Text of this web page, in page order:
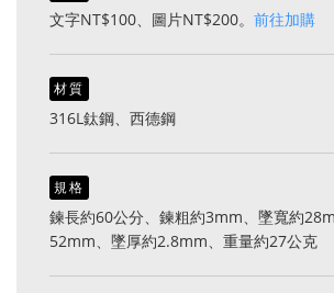
文字NT$100、圖片NT$200。 前往加購
材質
316L鈦鋼、西德鋼
規格
鍊長約60公分、鍊粗約3mm、墜寬約
52mm、墜厚約2.8mm、重量約27公克